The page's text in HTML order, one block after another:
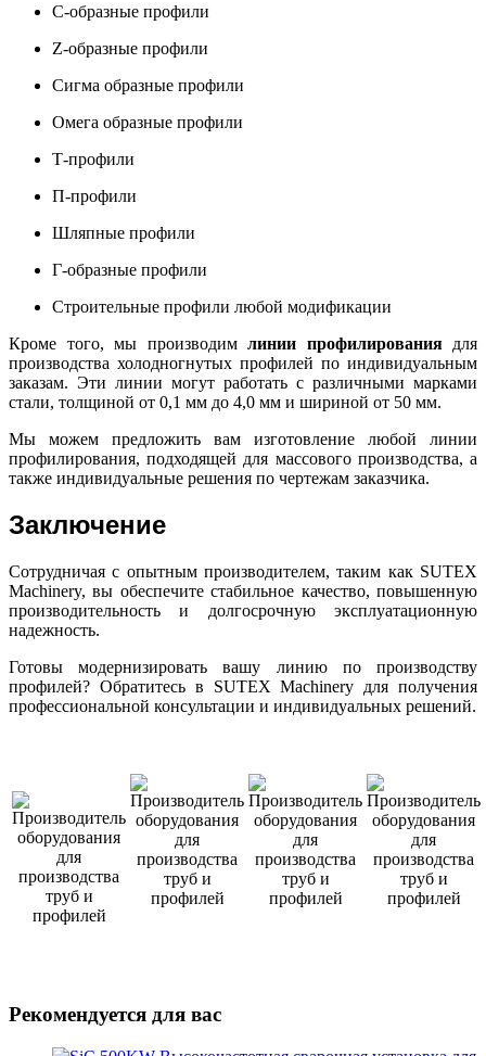
С-образные профили
Z-образные профили
Сигма образные профили
Омега образные профили
Т-профили
П-профили
Шляпные профили
Г-образные профили
Строительные профили любой модификации
Кроме того, мы производим линии профилированиядля
производства холодногнутых профилей по индивидуальным
заказам. Эти линии могут работать с различными марками
стали, толщиной от 0,1 мм до 4,0 мм и шириной от 50 мм.
Мы можем предложить вам изготовление любой линии
профилирования, подходящей для массового производства, а
также индивидуальные решения по чертежам заказчика.
Заключение
Сотрудничая с опытным производителем, таким как SUTEX
Machinery, вы обеспечите стабильное качество, повышенную
производительность и долгосрочную эксплуатационную
надежность.
Готовы модернизировать вашу линию по производству
профилей? Обратитесь в SUTEX Machinery для получения
профессиональной консультации и индивидуальных решений.
Рекомендуется для вас